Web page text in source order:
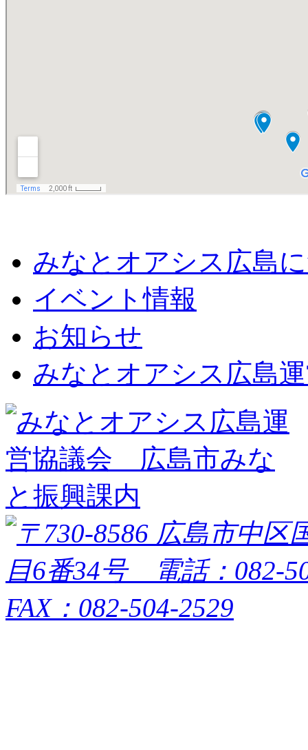
みなとオアシス広島
イベント情報
お知らせ
みなとオアシス広島